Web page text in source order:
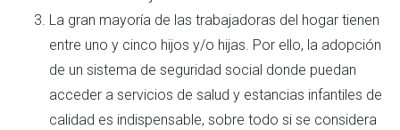
La gran mayoría de las trabajadoras del hogar tienen
entre uno y cinco hijos y/o hijas. Por ello, la adopción
de un sistema de seguridad social donde puedan
acceder a servicios de salud y estancias infantiles de
calidad es indispensable, sobre todo si se considera